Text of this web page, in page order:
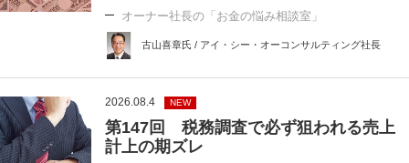
オーナー社長の「お金の悩み相談室」
古山喜章氏 / アイ・シー・オーコンサルティング社長
2026.08.4 NEW
第147回 税務調査で必ず狙われる売上
計上の期ズレ